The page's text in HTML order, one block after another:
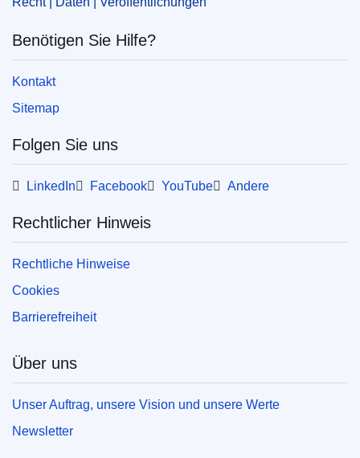
Benötigen Sie Hilfe?
Kontakt
Sitemap
Folgen Sie uns
LinkedIn Facebook YouTube Andere
Rechtlicher Hinweis
Rechtliche Hinweise
Cookies
Barrierefreiheit
Über uns
Unser Auftrag, unsere Vision und unsere Werte
Newsletter